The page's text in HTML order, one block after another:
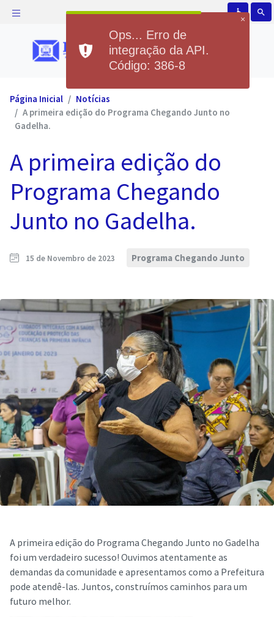
accessible search
Página Inicial
Notícias
A primeira edição do Programa Chegando Junto no
Gadelha.
A primeira edição do
Programa Chegando
Junto no Gadelha.
15 de Novembro de 2023 Programa Chegando Junto
A primeira edição do Programa Chegando Junto no Gadelha
foi um verdadeiro sucesso! Ouvimos atentamente as
demandas da comunidade e apresentamos como a Prefeitura
pode atendê-las. Juntos, construímos caminhos para um
futuro melhor.
×
Ops... Erro de
integração da API.
Código: 386-8